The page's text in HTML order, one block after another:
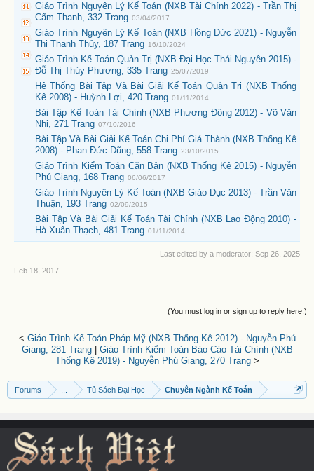
Giáo Trình Nguyên Lý Kế Toán (NXB Tài Chính 2022) - Trần Thị
Cẩm Thanh, 332 Trang 03/04/2017
Giáo Trình Nguyên Lý Kế Toán (NXB Hồng Đức 2021) - Nguyễn
Thị Thanh Thủy, 187 Trang 16/10/2024
Giáo Trình Kế Toán Quản Trị (NXB Đại Học Thái Nguyên 2015) -
Đỗ Thị Thúy Phương, 335 Trang 25/07/2019
Hệ Thống Bài Tập Và Bài Giải Kế Toán Quản Trị (NXB Thống
Kê 2008) - Huỳnh Lợi, 420 Trang 01/11/2014
Bài Tập Kế Toàn Tài Chính (NXB Phương Đông 2012) - Võ Văn
Nhị, 271 Trang 07/10/2016
Bài Tập Và Bài Giải Kế Toán Chi Phí Giá Thành (NXB Thống Kê
2008) - Phan Đức Dũng, 558 Trang 23/10/2015
Giáo Trình Kiểm Toán Căn Bản (NXB Thống Kê 2015) - Nguyễn
Phú Giang, 168 Trang 06/06/2017
Giáo Trình Nguyên Lý Kế Toán (NXB Giáo Dục 2013) - Trần Văn
Thuận, 193 Trang 02/09/2015
Bài Tập Và Bài Giải Kế Toán Tài Chính (NXB Lao Động 2010) -
Hà Xuân Thạch, 481 Trang 01/11/2014
Last edited by a moderator: Sep 26, 2025
Feb 18, 2017
(You must log in or sign up to reply here.)
< Giáo Trình Kế Toán Pháp-Mỹ (NXB Thống Kê 2012) - Nguyễn Phú
Giang, 281 Trang| Giáo Trình Kiểm Toán Báo Cáo Tài Chính (NXB
Thống Kê 2019) - Nguyễn Phú Giang, 270 Trang>
Forums Tủ Sách Đại Học Chuyên Ngành Kế Toán